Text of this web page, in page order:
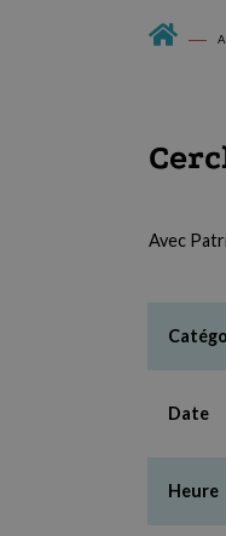
Avec
Date
Heure